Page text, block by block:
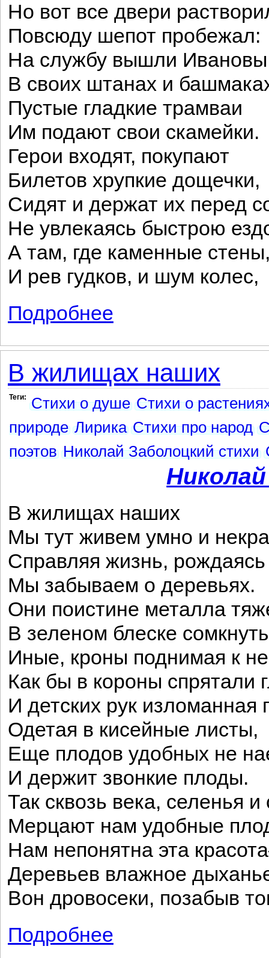
Но вот все двери
Повсюду шепот пробежал:
На службу вышли Ивановы
В своих штанах и
Пустые гладкие трамваи
Им подают свои скамейки.
Герои входят, покупают
Билетов хрупкие дощечки,
Сидят и держат их перед
Не увлекаясь быстрою
А там, где каменные
И рев гудков, и шум колес,
Подробнее
В жилищах наших
Теги: Стихи о душе Стихи о
природе Лирика Стихи про народ
поэтов Николай Заболоцкий стихи
В жилищах наших
Мы тут живем умно и
Справляя жизнь,
Мы забываем о деревьях.
Они поистине металла
В зеленом блеске
Иные, кроны поднимая к
Как бы в короны спрятали
И детских рук изломанная
Одетая в кисейные листы,
Еще плодов удобных не
И держит звонкие плоды.
Так сквозь века, селенья
Мерцают нам удобные
Нам непонятна эта
Деревьев влажное
Вон дровосеки, позабыв
Подробнее